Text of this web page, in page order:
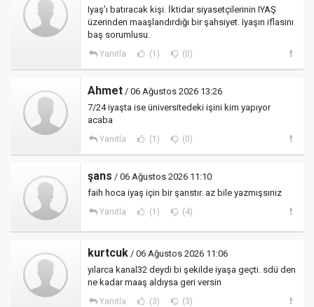
Iyaş’ı batıracak kişi. İktidar siyasetçilerinin IYAŞ
üzerinden maaşlandırdığı bir şahsiyet. Iyaşın iflasını
baş sorumlusu.
Yanıtla (1) (0)
Ahmet / 06 Ağustos 2026 13:26
7/24 iyaşta ise üniversitedeki işini kim yapıyor
acaba
Yanıtla (1) (0)
şans / 06 Ağustos 2026 11:10
faih hoca iyaş için bir şanstır. az bile yazmışsınız
Yanıtla (1) (4)
kurtcuk / 06 Ağustos 2026 11:06
yılarca kanal32 deydi bi şekilde iyaşa geçti. sdü den
ne kadar maaş aldıysa geri versin
Yanıtla (3) (3)